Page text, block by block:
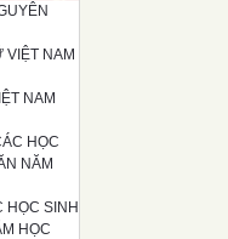
NAM
HỌC SINH
HỌC